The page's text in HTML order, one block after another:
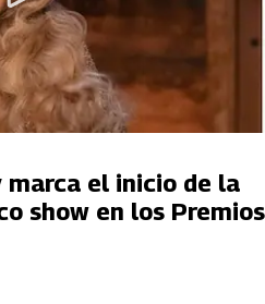
marca el inicio de la
show en los Premios